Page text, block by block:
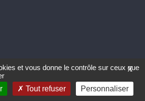
ThemeGrill.. Propulsé parWordPress.
X
et vous donne le contrôle sur ceux que
Tout refuser Personnaliser